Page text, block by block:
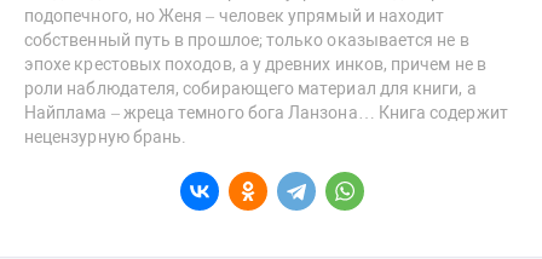
подопечного, но Женя – человек упрямый и находит
собственный путь в прошлое; только оказывается не в
эпохе крестовых походов, а у древних инков, причем не в
роли наблюдателя, собирающего материал для книги, а
Найплама – жреца темного бога Ланзона… Книга содержит
нецензурную брань.